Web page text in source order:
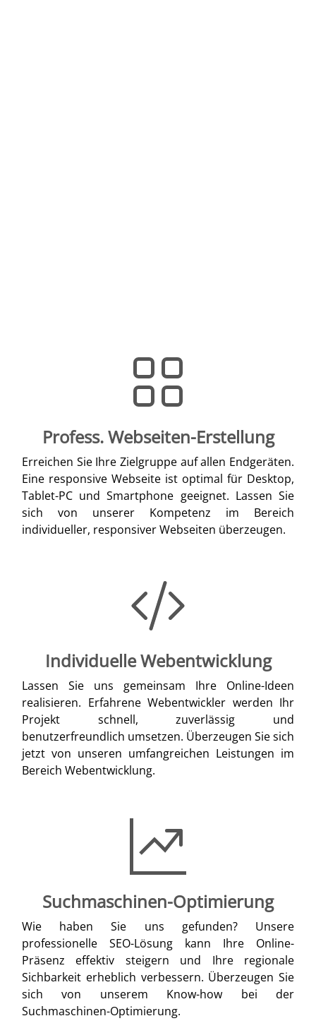
Profess. Webseiten-Erstellung
Erreichen Sie Ihre Zielgruppe auf allen Endgeräten.
Eine responsive Webseite ist optimal für Desktop,
Tablet-PC und Smartphone geeignet. Lassen Sie
sich von unserer Kompetenz im Bereich
individueller, responsiver Webseiten überzeugen.
Individuelle Webentwicklung
Lassen Sie uns gemeinsam Ihre Online-Ideen
realisieren. Erfahrene Webentwickler werden Ihr
Projekt schnell, zuverlässig und
benutzerfreundlich umsetzen. Überzeugen Sie sich
jetzt von unseren umfangreichen Leistungen im
Bereich Webentwicklung.
Suchmaschinen-Optimierung
Wie haben Sie uns gefunden? Unsere
professionelle SEO-Lösung kann Ihre Online-
Präsenz effektiv steigern und Ihre regionale
Sichbarkeit erheblich verbessern. Überzeugen Sie
sich von unserem Know-how bei der
Suchmaschinen-Optimierung.